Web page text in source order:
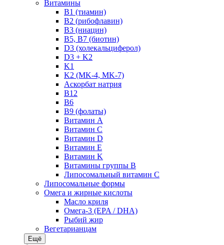
Витамины
B1 (тиамин)
B2 (рибофлавин)
B3 (ниацин)
B5, B7 (биотин)
D3 (холекальциферол)
D3 + K2
K1
K2 (MK-4, MK-7)
Аскорбат натрия
В12
В6
В9 (фолаты)
Витамин A
Витамин C
Витамин D
Витамин E
Витамин K
Витамины группы B
Липосомальный витамин C
Липосомальные формы
Омега и жирные кислоты
Масло криля
Омега-3 (EPA / DHA)
Рыбий жир
Вегетарианцам
Ещё